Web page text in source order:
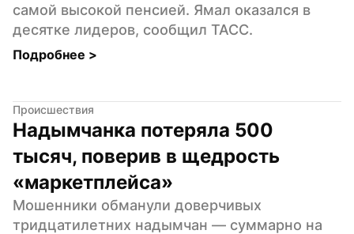
самой высокой пенсией. Ямал оказался в
десятке лидеров, сообщил ТАСС.
Подробнее >
Происшествия
Надымчанка потеряла 500
тысяч, поверив в щедрость
«маркетплейса»
Мошенники обманули доверчивых
тридцатилетних надымчан — суммарно на